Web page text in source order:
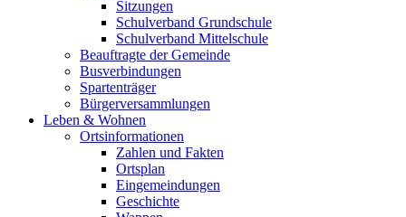
Sitzungen
Schulverband Grundschule
Schulverband Mittelschule
Beauftragte der Gemeinde
Busverbindungen
Spartenträger
Bürgerversammlungen
Leben & Wohnen
Ortsinformationen
Zahlen und Fakten
Ortsplan
Eingemeindungen
Geschichte